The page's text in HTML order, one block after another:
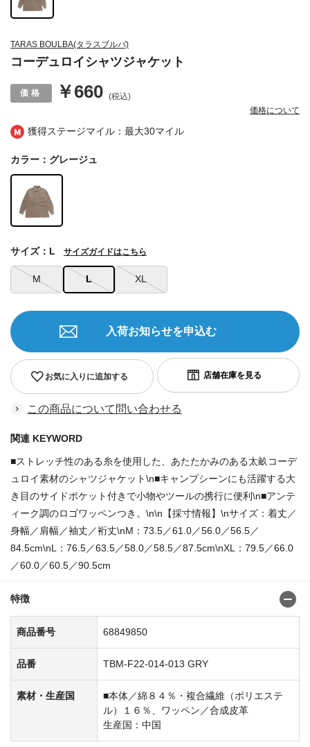
獲得ステージマイル：最大30マイル
TARAS BOULBA(タラスブルバ)
コーデュロイシャツジャケット
￥660 (税込)
価格について
カラー：グレージュ
M L XL
サイズ：L サイズガイドはこちら
お気に入りに追加する
入荷お知らせを申込む
この商品について問い合わせる
関連 KEYWORD
■ストレッチ性のある糸を使用した、あたたかみのある太畝コーデ
ュロイ素材のシャツジャケット\n■キャンプシーンにも活躍する大
き目のサイドポケット付きで小物やツールの携行に便利\n■アンテ
ィーク調のロゴワッペンつき。\n\n【採寸情報】\nサイズ：着丈／
身幅／肩幅／袖丈／裄丈\nM：73.5／61.0／56.0／56.5／
84.5cm\nL：76.5／63.5／58.0／58.5／87.5cm\nXL：79.5／66.0
／60.0／60.5／90.5cm
特徴
商品番号 68849850
品番 TBM-F22-014-013 GRY
素材・生産国
■本体／綿８４％・複合繊維（ポリエステ
ル）１６％、ワッペン／合成皮革
生産国：中国